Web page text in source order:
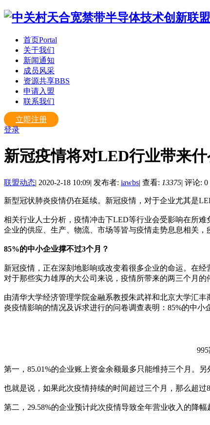
首页Portal
关于我们
新闻通知
成员风采
资源共享BBS
申请入盟
联系我们
立即注册
登录
新冠疫情将对LED行业带来什
联盟动态| 2020-2-18 10:09| 发布者: iawbs| 查看: 13375| 评论: 0
新型冠状肺炎疫情仍在延续。新冠疫情，对于企业尤其是
相关行业人士分析，疫情冲击下LED等行业会受影响在所
企业的供应、生产、物流、市场等皆与疫情走势息息相关，
85%的中小企业撑不过3个月？
新冠疫情，正在深刻地影响或改变着很多企业的命运。在
对于那些实力雄厚的大公司来说，疫情所带来的两三个月
由清华大学经济管理学院金融系教授朱武祥和北京大学汇
炎疫情影响的情况及诉求进行的问卷调查表明：85%的中小
第一，85.01%的企业账上资金余额最多只能维持三个月。
也就是说，如果此次疫情持续的时间超过三个月，那么超过
第二，29.58%的企业预计此次疫情导致全年营业收入的降幅